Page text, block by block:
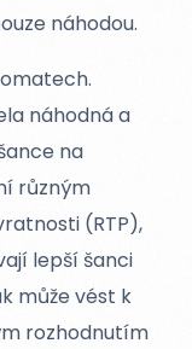
náhodou.
náhodná a
na
různým
(RTP),
lepší šanci
může vést k
rozhodnutím